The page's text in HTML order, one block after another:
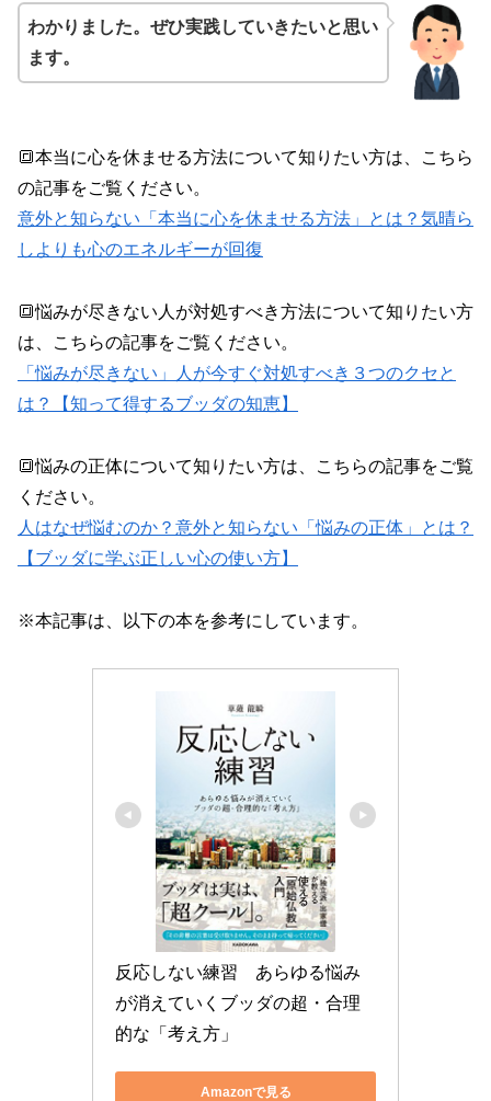
わかりました。ぜひ実践していきたいと思い
ます。
🔳本当に心を休ませる方法について知りたい方は、こちら
の記事をご覧ください。
意外と知らない「本当に心を休ませる方法」とは？気晴ら
しよりも心のエネルギーが回復
🔳悩みが尽きない人が対処すべき方法について知りたい方
は、こちらの記事をご覧ください。
「悩みが尽きない」人が今すぐ対処すべき３つのクセと
は？【知って得するブッダの知恵】
🔳悩みの正体について知りたい方は、こちらの記事をご覧
ください。
人はなぜ悩むのか？意外と知らない「悩みの正体」とは？
【ブッダに学ぶ正しい心の使い方】
※本記事は、以下の本を参考にしています。
反応しない練習　あらゆる悩み
が消えていくブッダの超・合理
的な「考え方」
Amazonで見る